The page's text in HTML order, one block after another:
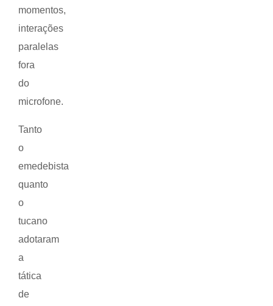
momentos,
interações
paralelas
fora
do
microfone.
Tanto
o
emedebista
quanto
o
tucano
adotaram
a
tática
de